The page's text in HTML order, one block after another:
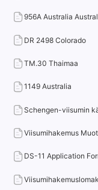
956A Australia
DR 2498 Colorado
TM.30 Thaimaa
1149 Australia
Schengen-viisumin
Viisumihakemus
DS-11 Application